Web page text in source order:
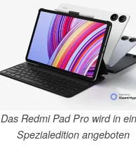
Das Redmi Pad Pro wird in
Spezialedition angeboten